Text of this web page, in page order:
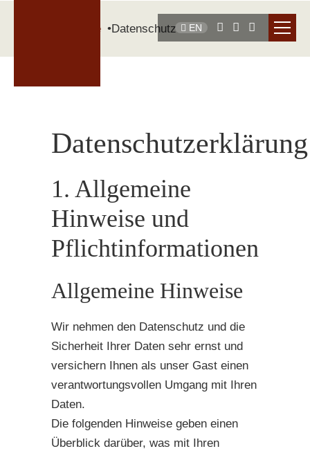
EN
Startseite Datenschutz
Datenschutzerklärung
1. Allgemeine
Hinweise und
Pflichtinformationen
Allgemeine Hinweise
Wir nehmen den Datenschutz und die
Sicherheit Ihrer Daten sehr ernst und
versichern Ihnen als unser Gast einen
verantwortungsvollen Umgang mit Ihren
Daten.
Die folgenden Hinweise geben einen
Überblick darüber, was mit Ihren